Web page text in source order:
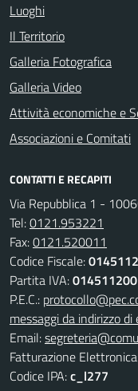
Luoghi
Il Territorio
Galleria Fotografica
Galleria Video
Attività economiche e
Associazioni e Comitati
CONTATTI E RECAPITI
Via Repubblica 1 -
Tel:0121.953221
Fax:0121.520011
Codice Fiscale:
Partita IVA:
P.E.C.:
messaggi da indirizzo
Email:
Fatturazione
Codice IPA:c_l277